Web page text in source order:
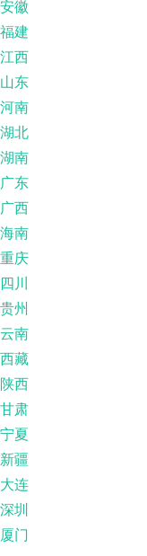
安徽
福建
江西
山东
河南
湖北
湖南
广东
广西
海南
重庆
四川
贵州
云南
西藏
陕西
甘肃
宁夏
新疆
大连
深圳
厦门